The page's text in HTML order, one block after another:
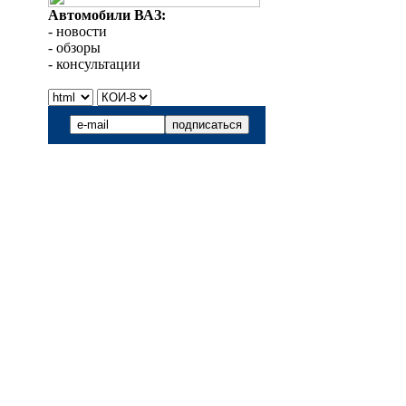
Автомобили ВАЗ:
- новости
- обзоры
- консультации